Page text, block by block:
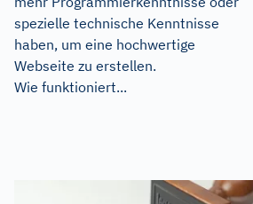
spezielle technische Kenntnisse
haben, um eine hochwertige
Webseite zu erstellen.
Wie funktioniert...